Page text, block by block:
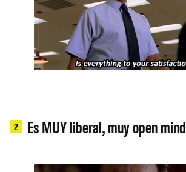
2 Es MUY liberal, muy open mind